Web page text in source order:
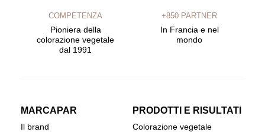
COMPETENZA
Pioniera della
colorazione vegetale
dal 1991
+850 PARTNER
In Francia e nel
mondo
MARCAPAR
Il brand
PRODOTTI E RISULTATI
Colorazione vegetale